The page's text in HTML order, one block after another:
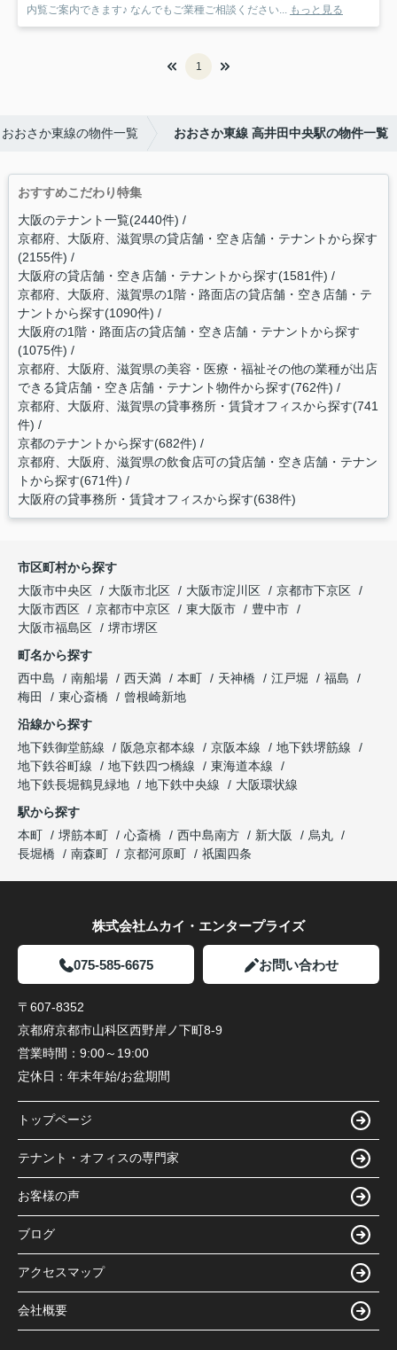
内覧ご案内できます♪ なんでもご業種ご相談ください...
もっと見る
1
おおさか東線の物件一覧 おおさか東線 高井田中央駅の物件一覧
おすすめこだわり特集
大阪のテナント一覧(2440件)
京都府、大阪府、滋賀県の貸店舗・空き店舗・テナントから探す
(2155件)
大阪府の貸店舗・空き店舗・テナントから探す(1581件)
京都府、大阪府、滋賀県の1階・路面店の貸店舗・空き店舗・テ
ナントから探す(1090件)
大阪府の1階・路面店の貸店舗・空き店舗・テナントから探す
(1075件)
京都府、大阪府、滋賀県の美容・医療・福祉その他の業種が出店
できる貸店舗・空き店舗・テナント物件から探す(762件)
京都府、大阪府、滋賀県の貸事務所・賃貸オフィスから探す(741
件)
京都のテナントから探す(682件)
京都府、大阪府、滋賀県の飲食店可の貸店舗・空き店舗・テナン
トから探す(671件)
大阪府の貸事務所・賃貸オフィスから探す(638件)
市区町村から探す
大阪市中央区
大阪市北区 大阪市淀川区
京都市下京区
大阪市西区
京都市中京区 東大阪市
豊中市
大阪市福島区
堺市堺区
町名から探す
西中島
南船場 西天満 本町 天神橋 江戸堀
福島
梅田
東心斎橋
曾根崎新地
沿線から探す
地下鉄御堂筋線
阪急京都本線 京阪本線
地下鉄堺筋線
地下鉄谷町線
地下鉄四つ橋線
東海道本線
地下鉄長堀鶴見緑地
地下鉄中央線
大阪環状線
駅から探す
本町
堺筋本町 心斎橋 西中島南方 新大阪
烏丸
長堀橋
南森町 京都河原町 祇園四条
株式会社ムカイ・エンタープライズ
075-585-6675 お問い合わせ
〒607-8352
京都府京都市山科区西野岸ノ下町8-9
営業時間： 9:00～19:00
定休日： 年末年始/お盆期間
トップページ
テナント・オフィスの専門家
お客様の声
ブログ
アクセスマップ
会社概要